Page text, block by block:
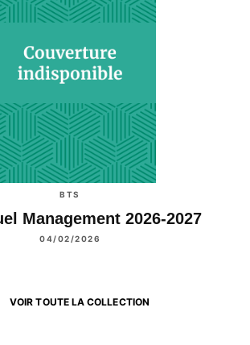
BTS
Management 2026-2027
04/02/2026
VOIR TOUTE LA COLLECTION